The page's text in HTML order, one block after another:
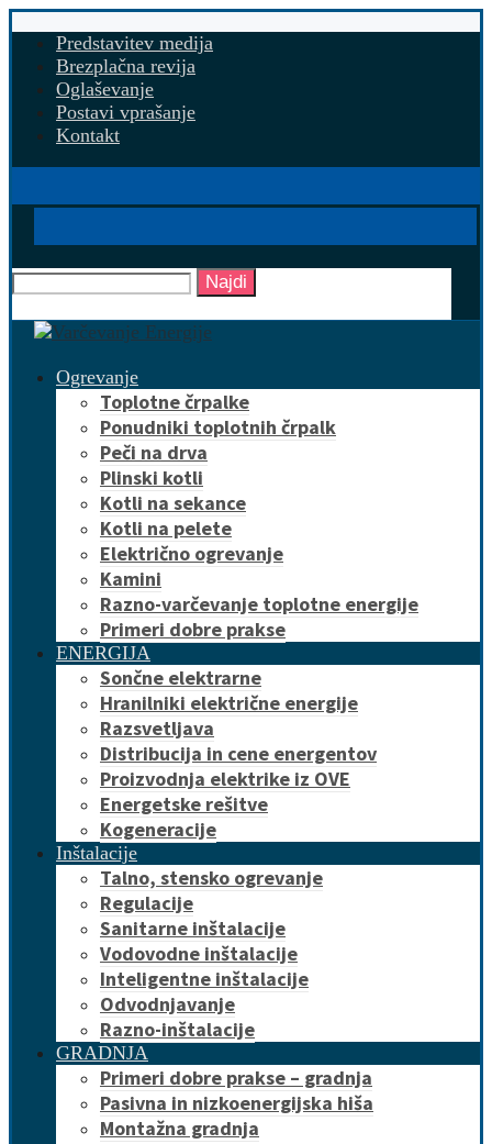
Predstavitev medija
Brezplačna revija
Oglaševanje
Postavi vprašanje
Kontakt
Najdi
Ogrevanje
Toplotne črpalke
Ponudniki toplotnih črpalk
Peči na drva
Plinski kotli
Kotli na sekance
Kotli na pelete
Električno ogrevanje
Kamini
Razno-varčevanje toplotne energije
Primeri dobre prakse
ENERGIJA
Sončne elektrarne
Hranilniki električne energije
Razsvetljava
Distribucija in cene energentov
Proizvodnja elektrike iz OVE
Energetske rešitve
Kogeneracije
Inštalacije
Talno, stensko ogrevanje
Regulacije
Sanitarne inštalacije
Vodovodne inštalacije
Inteligentne inštalacije
Odvodnjavanje
Razno-inštalacije
GRADNJA
Primeri dobre prakse – gradnja
Pasivna in nizkoenergijska hiša
Montažna gradnja